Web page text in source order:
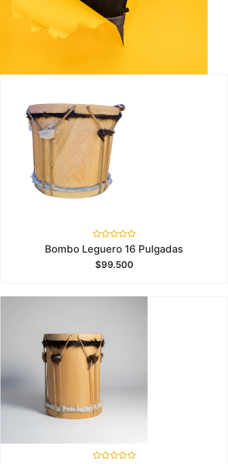
en
0
de
Bombo Leguero 16 Pulgadas
$99.500